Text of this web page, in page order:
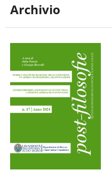
Archivio